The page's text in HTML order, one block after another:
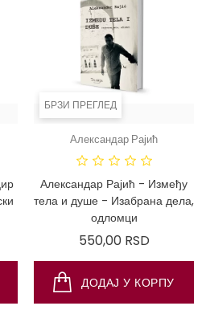
БРЗИ ПРЕГЛЕД
Александар Рајић
Александар Рајић - Између
тела и душе - Изабрана дела,
одломци
550,00 RSDЦена
ДОДАЈ У КОРПУ